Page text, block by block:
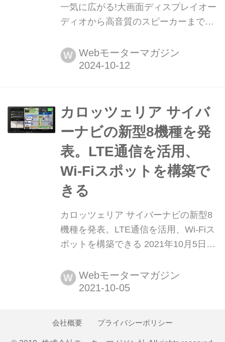
一気に広がる!大画面ディスプレイオー
ディオから高音質のスピーカーまで
グレードアップ パイオニア株式会社は
2024年10月10日、多彩な「カロッツ
会」を開催しました。最新のサイバー
ナビをはじめ、新機能を搭載したディ
スプレイオーディオ&高品質スピーカ
ーなど、バラエティに富んだラインナ
ップの全貌をお伝...
W Webモーターマガジン
カロッツェリア サイバ
ーナビの新型8機種を発
表。LTE通信を活用、
Wi-Fiスポットを構築で
きる
カロッツェリア サイバーナビの新型8
機種を発表。LTE通信を活用、Wi-Fiス
ポットを構築できる 2021年10月5日、
ーナビゲーション カロッツェリア「サ
イバーナビ」8機種を11月に発売する
W Webモーターマガジン
会社概要 プライバシーポリシー